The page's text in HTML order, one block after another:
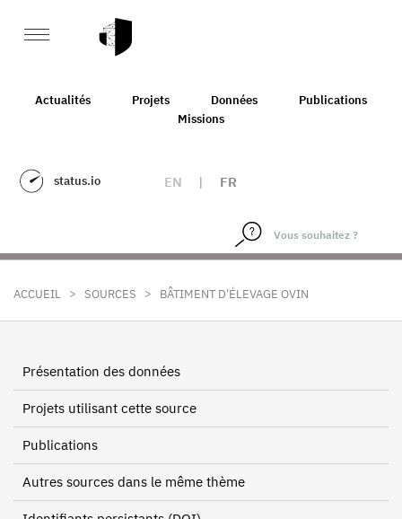
Actualités Projets Données
Publications
Missions
status.io EN | FR
ACCUEIL > SOURCES > BÂTIMENT D'ÉLEVAGE OVIN
Présentation des données
Projets utilisant cette source
Publications
Autres sources dans le même thème